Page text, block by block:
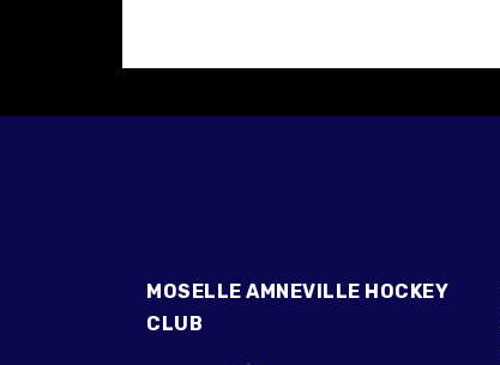
MOSELLE AMNEVILLE HOCKEY
CLUB